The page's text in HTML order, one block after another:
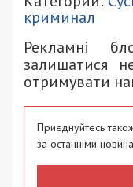
криминал
Рекламні
залишатися
отримувати
Приєднуйтесь
за останніми